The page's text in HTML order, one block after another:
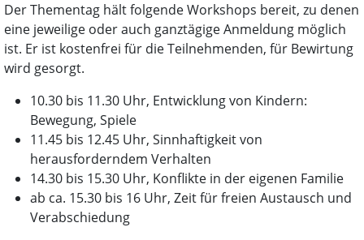
Der Thementag hält folgende Workshops bereit, zu denen
eine jeweilige oder auch ganztägige Anmeldung möglich
ist. Er ist kostenfrei für die Teilnehmenden, für Bewirtung
wird gesorgt.
10.30 bis 11.30 Uhr, Entwicklung von Kindern:
Bewegung, Spiele
11.45 bis 12.45 Uhr, Sinnhaftigkeit von
herausforderndem Verhalten
14.30 bis 15.30 Uhr, Konflikte in der eigenen Familie
ab ca. 15.30 bis 16 Uhr, Zeit für freien Austausch und
Verabschiedung